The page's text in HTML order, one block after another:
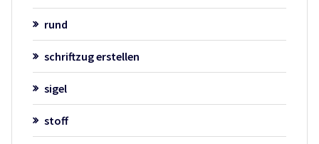
rund
schriftzug erstellen
sigel
stoff